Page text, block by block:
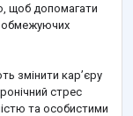
щоб допомагати
обмежуючих
змінити кар’єру
стрес
та особистими